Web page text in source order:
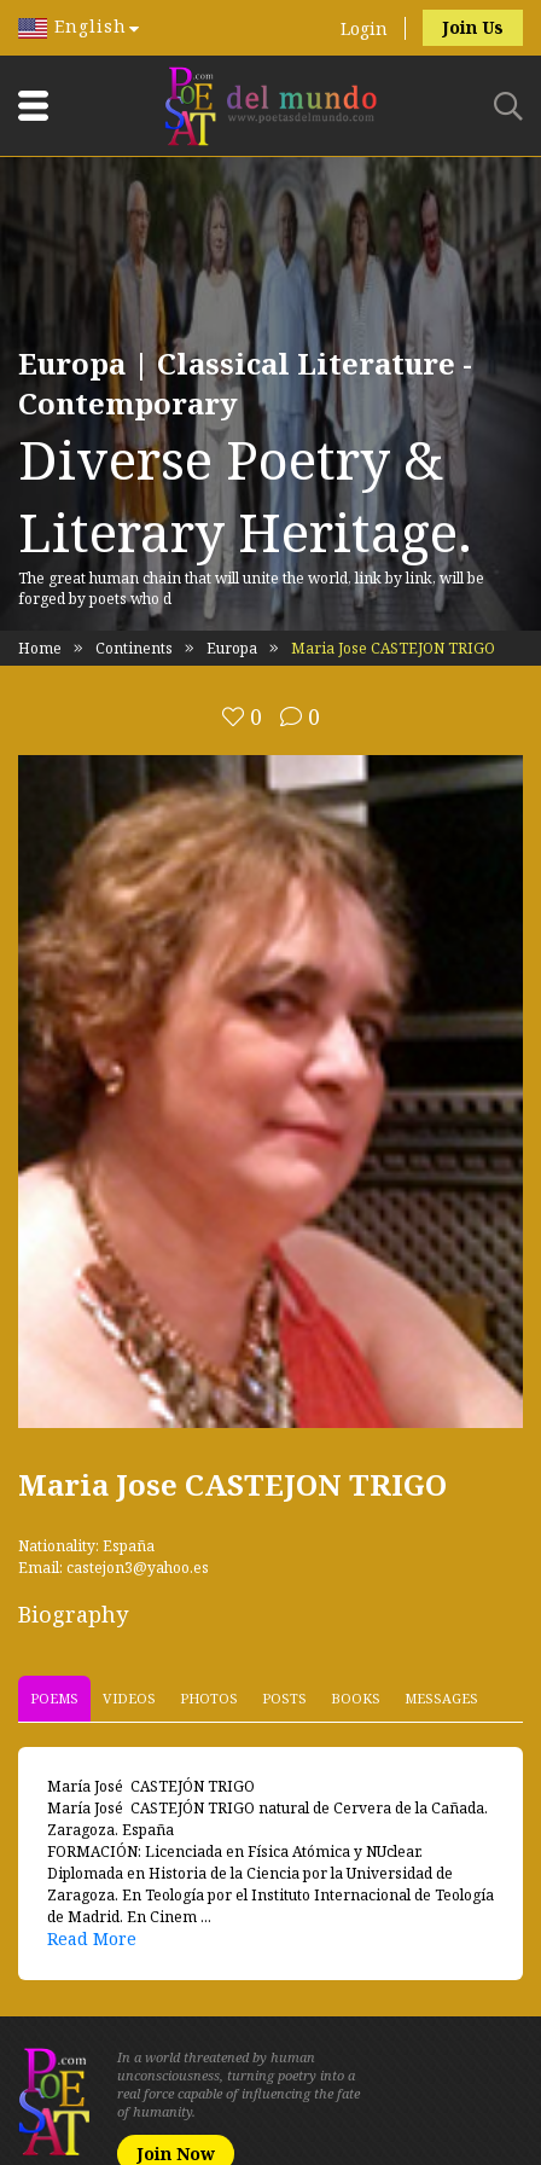
English Login Join Us
Europa | Classical Literature -
Contemporary
Diverse Poetry &
Literary Heritage.
The great human chain that will unite the world, link by link, will be
forged by poets who d
Home Continents Europa Maria Jose CASTEJON TRIGO
0 0
Maria Jose CASTEJON TRIGO
Nationality: España
Email: castejon3@yahoo.es
Biography
POEMS VIDEOS PHOTOS POSTS BOOKS MESSAGES
María José CASTEJÓN TRIGO
María José CASTEJÓN TRIGO natural de Cervera de la Cañada.
Zaragoza. España
FORMACIÓN: Licenciada en Física Atómica y NUclear.
Diplomada en Historia de la Ciencia por la Universidad de
Zaragoza. En Teología por el Instituto Internacional de Teología
de Madrid. En Cinem ...
Read More
In a world threatened by human
unconsciousness, turning poetry into a
real force capable of influencing the fate
of humanity.
Join Now